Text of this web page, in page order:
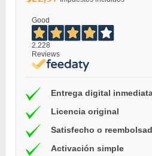
Good
2.228
Reviews
Entrega digital
Licencia original
Satisfecho o
Activación simple